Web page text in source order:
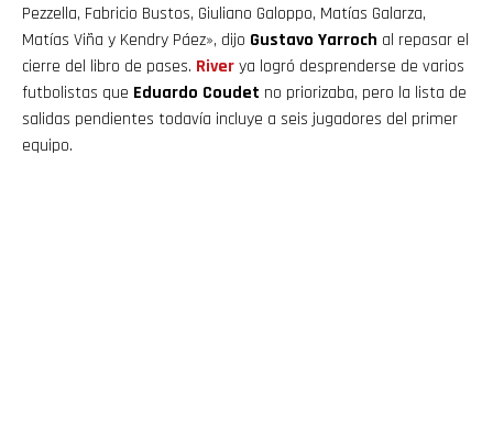
Pezzella, Fabricio Bustos, Giuliano Galoppo, Matías Galarza,
Matías Viña y Kendry Páez», dijo Gustavo Yarroch al repasar el
cierre del libro de pases. Riverya logró desprenderse de varios
futbolistas que Eduardo Coudet no priorizaba, pero la lista de
salidas pendientes todavía incluye a seis jugadores del primer
equipo.